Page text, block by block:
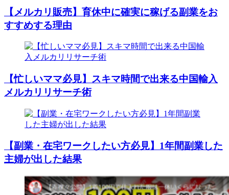
【メルカリ販売】育休中に確実に稼げる副業をお
すすめする理由
【忙しいママ必見】スキマ時間で出来る中国輸入
メルカリリサーチ術
【副業・在宅ワークしたい方必見】1年間副業した
主婦が出した結果